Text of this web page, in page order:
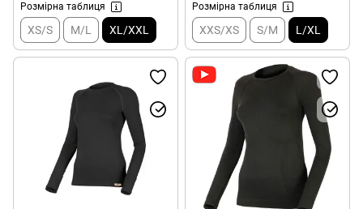
Розмірна таблиця
XS/S M/L XL/XXL
Розмірна таблиця
XXS/XS S/M L/XL